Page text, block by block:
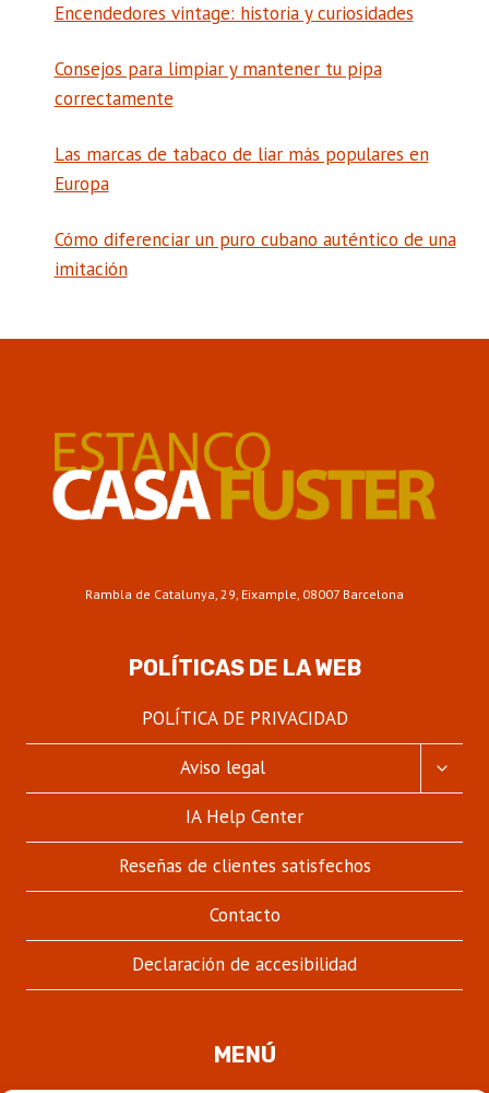
Encendedores vintage: historia y curiosidades
Consejos para limpiar y mantener tu pipa
correctamente
Las marcas de tabaco de liar más populares en
Europa
Cómo diferenciar un puro cubano auténtico de una
imitación
Rambla de Catalunya, 29, Eixample, 08007 Barcelona
POLÍTICAS DE LA WEB
POLÍTICA DE PRIVACIDAD
Aviso legal
IA Help Center
Reseñas de clientes satisfechos
Contacto
Declaración de accesibilidad
MENÚ